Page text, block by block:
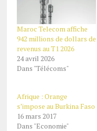
Maroc Telecom affiche
942 millions de dollars de
revenus au T1 2026
24 avril 2026
Dans "Télécoms"
Afrique : Orange
s’impose au Burkina Faso
16 mars 2017
Dans "Economie"